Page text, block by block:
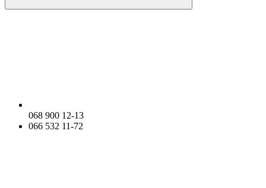
068 900 12-13
066 532 11-72